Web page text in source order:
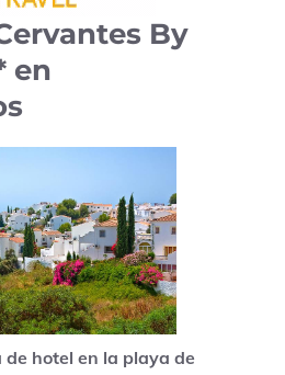
By
en
hotel en la playa de